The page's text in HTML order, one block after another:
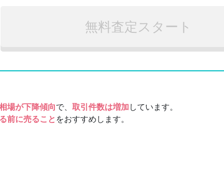
無料査定スタート
場が下降傾向で、 取引件数は増加 しています。
前に売ることをおすすめします。